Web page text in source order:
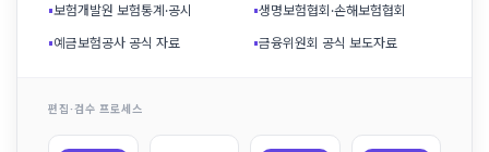
▪보험개발원 보험통계·공시 ▪생명보험협회·손해보험협회
▪예금보험공사 공식 자료 ▪금융위원회 공식 보도자료
편집·검수 프로세스